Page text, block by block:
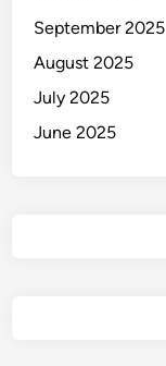
September 2025
August 2025
July 2025
June 2025